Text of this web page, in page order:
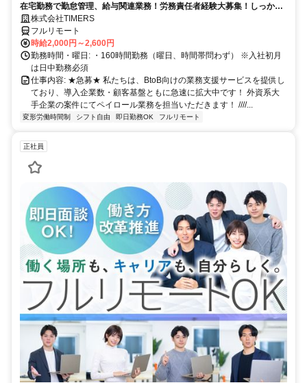
在宅勤務で勤怠管理、給与関連業務！労務責任者経験大募集！しっかり
稼ぎたい方、注目！
株式会社TIMERS
フルリモート
時給2,000円～2,600円
勤務時間・曜日: ・160時間勤務（曜日、時間帯問わず） ※入社初月
は日中勤務必須
仕事内容: ★急募★ 私たちは、BtoB向けの業務支援サービスを提供し
ており、導入企業数・顧客基盤ともに急速に拡大中です！ 外資系大
手企業の案件にてペイロール業務を担当いただきます！ ////...
変形労働時間制 シフト自由 即日勤務OK フルリモート
正社員